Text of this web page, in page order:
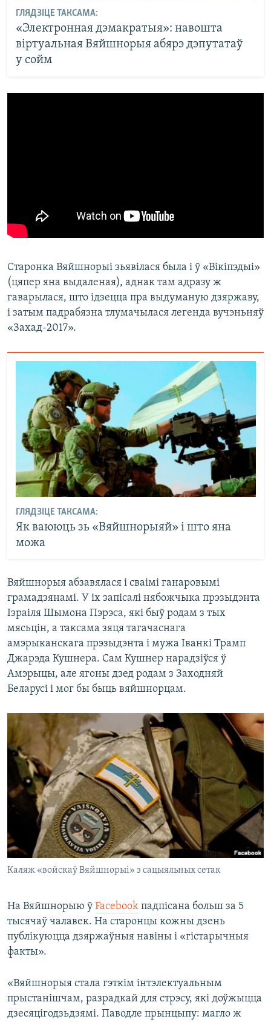
ГЛЯДЗІЦЕ ТАКСАМА:
«Электронная дэмакратыя»: навошта
віртуальная Вяйшнорыя абярэ дэпутатаў
у сойм
Старонка Вяйшнорыі зьявілася была і ў «Вікіпэдыі»
(цяпер яна выдаленая), аднак там адразу ж
гаварылася, што ідзецца пра выдуманую дзяржаву,
і затым падрабязна тлумачылася легенда вучэньняў
«Захад-2017».
ГЛЯДЗІЦЕ ТАКСАМА:
Як ваююць зь «Вяйшнорыяй» і што яна
можа
Вяйшнорыя абзавялася і сваімі ганаровымі
грамадзянамі. У іх запісалі нябожчыка прэзыдэнта
Ізраіля Шымона Пэрэса, які быў родам з тых
мясьцін, а таксама зяця тагачаснага
амэрыканскага прэзыдэнта і мужа Іванкі Трамп
Джарэда Кушнера. Сам Кушнер нарадзіўся ў
Амэрыцы, але ягоны дзед родам з Заходняй
Беларусі і мог бы быць вяйшнорцам.
Каляж «войскаў Вяйшнорыі» з сацыяльных сетак
На Вяйшнорыю ў Facebook падпісана больш за 5
тысячаў чалавек. На старонцы кожны дзень
публікуюцца дзяржаўныя навіны і «гістарычныя
факты».
«Вяйшнорыя стала гэткім інтэлектуальным
прыстанішчам, разрадкай для стрэсу, які доўжыцца
дзесяцігодзьдзямі. Паводле прынцыпу: магло ж